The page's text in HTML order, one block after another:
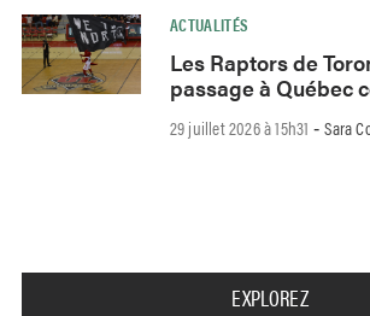
ACTUALITÉS
Les Raptors de
passage à Québec
29 juillet 2026 à 15h31 -Sara
EXPLOREZ